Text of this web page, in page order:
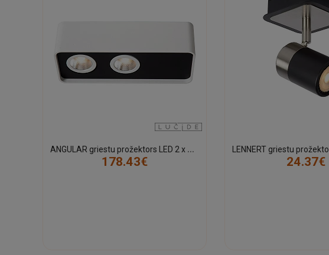
A
NGULAR griestu prožektors LED 2 x 5W 2700K balts (Lucide)
178.43€
24.37€